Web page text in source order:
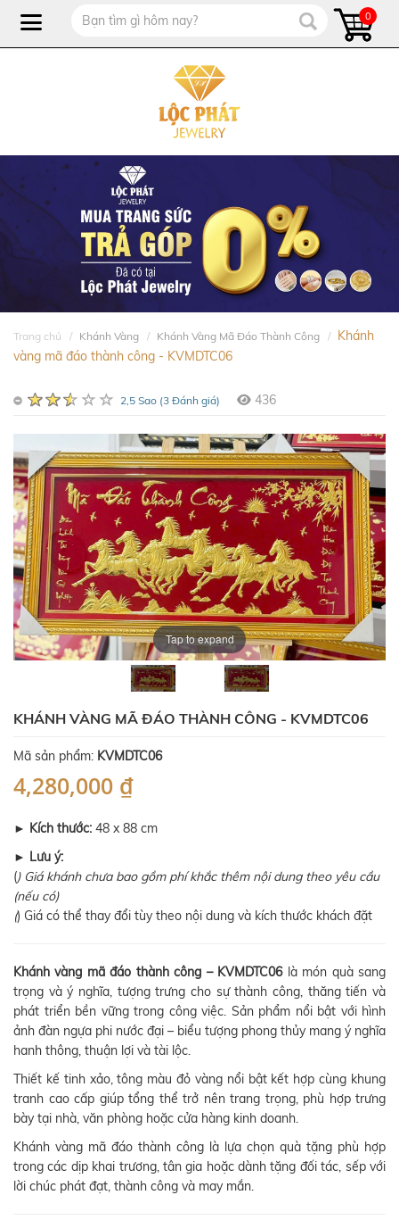
0
Trang chủ Khánh Vàng Khánh Vàng Mã Đáo Thành Công
Khánh
vàng mã đáo thành công - KVMDTC06
2,5 Sao (3 Đánh giá) 436
Tap to expand
KHÁNH VÀNG MÃ ĐÁO THÀNH CÔNG - KVMDTC06
Mã sản phẩm: KVMDTC06
4,280,000 ₫
► Kích thước: 48 x 88 cm
► Lưu ý:
() Giá khánh chưa bao gồm phí khắc thêm nội dung theo yêu cầu
(nếu có)
() Giá có thể thay đổi tùy theo nội dung và kích thước khách đặt
Khánh vàng mã đáo thành công – KVMDTC06là món quà sang
trọng và ý nghĩa, tượng trưng cho sự thành công, thăng tiến và
phát triển bền vững trong công việc. Sản phẩm nổi bật với hình
ảnh đàn ngựa phi nước đại – biểu tượng phong thủy mang ý nghĩa
hanh thông, thuận lợi và tài lộc.
Thiết kế tinh xảo, tông màu đỏ vàng nổi bật kết hợp cùng khung
tranh cao cấp giúp tổng thể trở nên trang trọng, phù hợp trưng
bày tại nhà, văn phòng hoặc cửa hàng kinh doanh.
Khánh vàng mã đáo thành công là lựa chọn quà tặng phù hợp
trong các dịp khai trương, tân gia hoặc dành tặng đối tác, sếp với
lời chúc phát đạt, thành công và may mắn.